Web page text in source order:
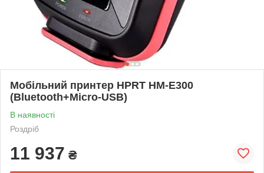
Мобільний принтер HPRT HM-E300
(Bluetooth+Micro-USB)
В наявності
Роздріб
11 937 ₴